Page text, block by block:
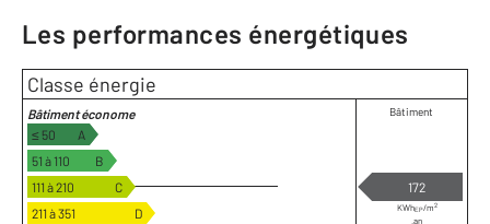
Les performances énergétiques
Classe énergie
Bâtiment économe
≤ 50
A
51 à 110
B
111 à 210
C
211 à 351
D
Bâtiment
172
KWhEP/m2
.an